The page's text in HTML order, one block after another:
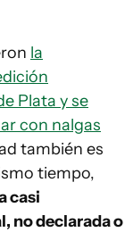
la
Plata y se
con nalgas
también es
tiempo,
casi
no declarada o